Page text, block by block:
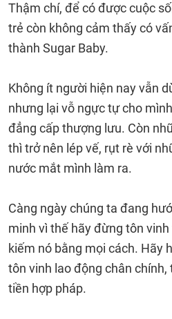
Thậm chí, để có được cuộc
trẻ còn không cảm thấy có
thành Sugar Baby.
Không ít người hiện nay vẫn
nhưng lại vỗ ngực tự cho
đẳng cấp thượng lưu. Còn
thì trở nên lép vế, rụt rè với
nước mắt mình làm ra.
Càng ngày chúng ta đang
minh vì thế hãy đừng tôn
kiếm nó bằng mọi cách. Hãy
tôn vinh lao động chân chính,
tiền hợp pháp.